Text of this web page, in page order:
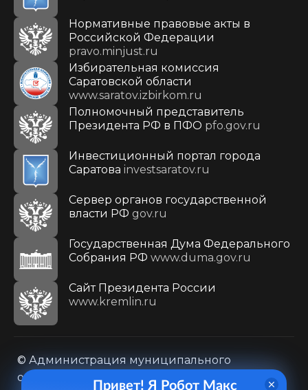
Нормативные правовые акты в
Российской Федерации
pravo.minjust.ru
Избирательная комиссия
Саратовской области
www.saratov.izbirkom.ru
Полномочный представитель
Президента РФ в ПФО pfo.gov.ru
Инвестиционный портал города
Саратова investsaratov.ru
Сервер органов государственной
власти РФ gov.ru
Государственная Дума Федерального
Собрания РФ www.duma.gov.ru
Cайт Президента России
www.kremlin.ru
© Администрация муниципального
образования городского округа «Город
Привет! Я Робот Макс